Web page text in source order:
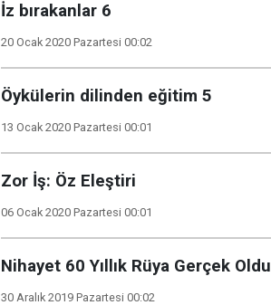
İz bırakanlar 6
20 Ocak 2020 Pazartesi 00:02
Öykülerin dilinden eğitim 5
13 Ocak 2020 Pazartesi 00:01
Zor İş: Öz Eleştiri
06 Ocak 2020 Pazartesi 00:01
Nihayet 60 Yıllık Rüya Gerçek Oldu
30 Aralık 2019 Pazartesi 00:02